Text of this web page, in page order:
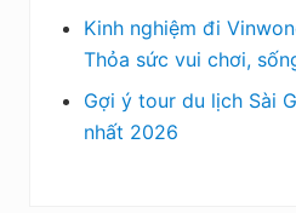
Kinh nghiệm đi
Thỏa sức vui chơi,
Gợi ý tour du lịch Sài
nhất 2026